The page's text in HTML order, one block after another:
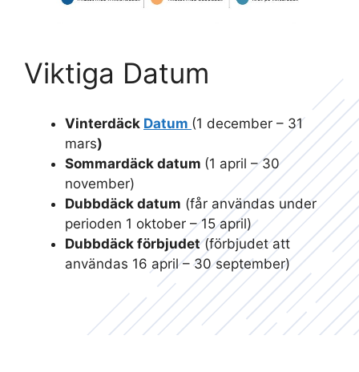
Viktiga Datum
Vinterdäck Datum (1 december – 31
mars)
Sommardäck datum (1 april – 30
november)
Dubbdäck datum (får användas under
perioden 1 oktober – 15 april)
Dubbdäck förbjudet(förbjudet att
användas 16 april – 30 september)